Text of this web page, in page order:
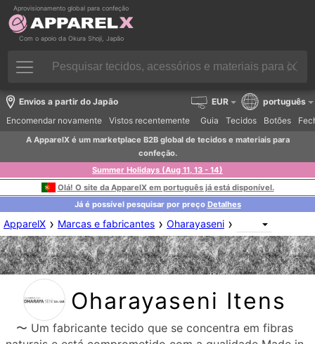
Aprovisionamento global para confeção
Com o apoio da Okura Shoji, Japão
Envios a partir do Japão
Encomendar novamente
Vistos recentemente Guia Tecidos Botões
EUR português
A ApparelX é um marketplace B2B global de tecidos e materiais para
confeção.
Summer Holidays (Aug 11, 13 - 14)
Olá! O site da ApparelX em português já está disponível.
Já é possível pesquisar por preço Detalhes
ApparelX › Marcas e fabricantes › Oharayaseni ›
Oharayaseni Itens
〜 Um fabricante tecido que se concentra em fibras